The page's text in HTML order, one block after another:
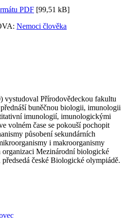
PDF [99,51 kB]
Nemoci člověka
vystudoval Přírodovědeckou fakultu
buněčnou biologii, imunologii
imunologií, imunologickými
volném čase se pokouší pochopit
působení sekundárních
i makroorganismy
organizaci Mezinárodní biologické
české Biologické olympiádě.